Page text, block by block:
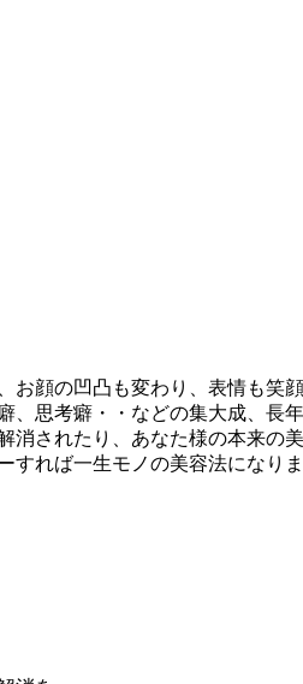
顔の凹凸も変わり、表情も笑
思考癖・・などの集大成、長
されたり、あなた様の本来の
れば一生モノの美容法になりま